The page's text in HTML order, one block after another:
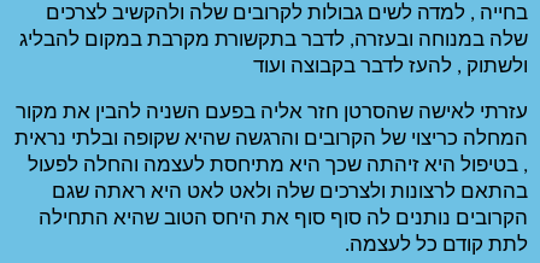
בחייה , למדה לשים גבולות לקרובים שלה ולהקשיב לצרכים
שלה במנוחה ובעזרה, לדבר בתקשורת מקרבת במקום להבליג
עזרתי לאישה שהסרטן חזר אליה בפעם השניה להבין את מקור
המחלה כריצוי של הקרובים והרגשה שהיא שקופה ובלתי נראית
, בטיפול היא זיהתה שכך היא מתיחסת לעצמה והחלה לפעול
בהתאם לרצונות ולצרכים שלה ולאט לאט היא ראתה שגם
הקרובים נותנים לה סוף סוף את היחס הטוב שהיא התחילה